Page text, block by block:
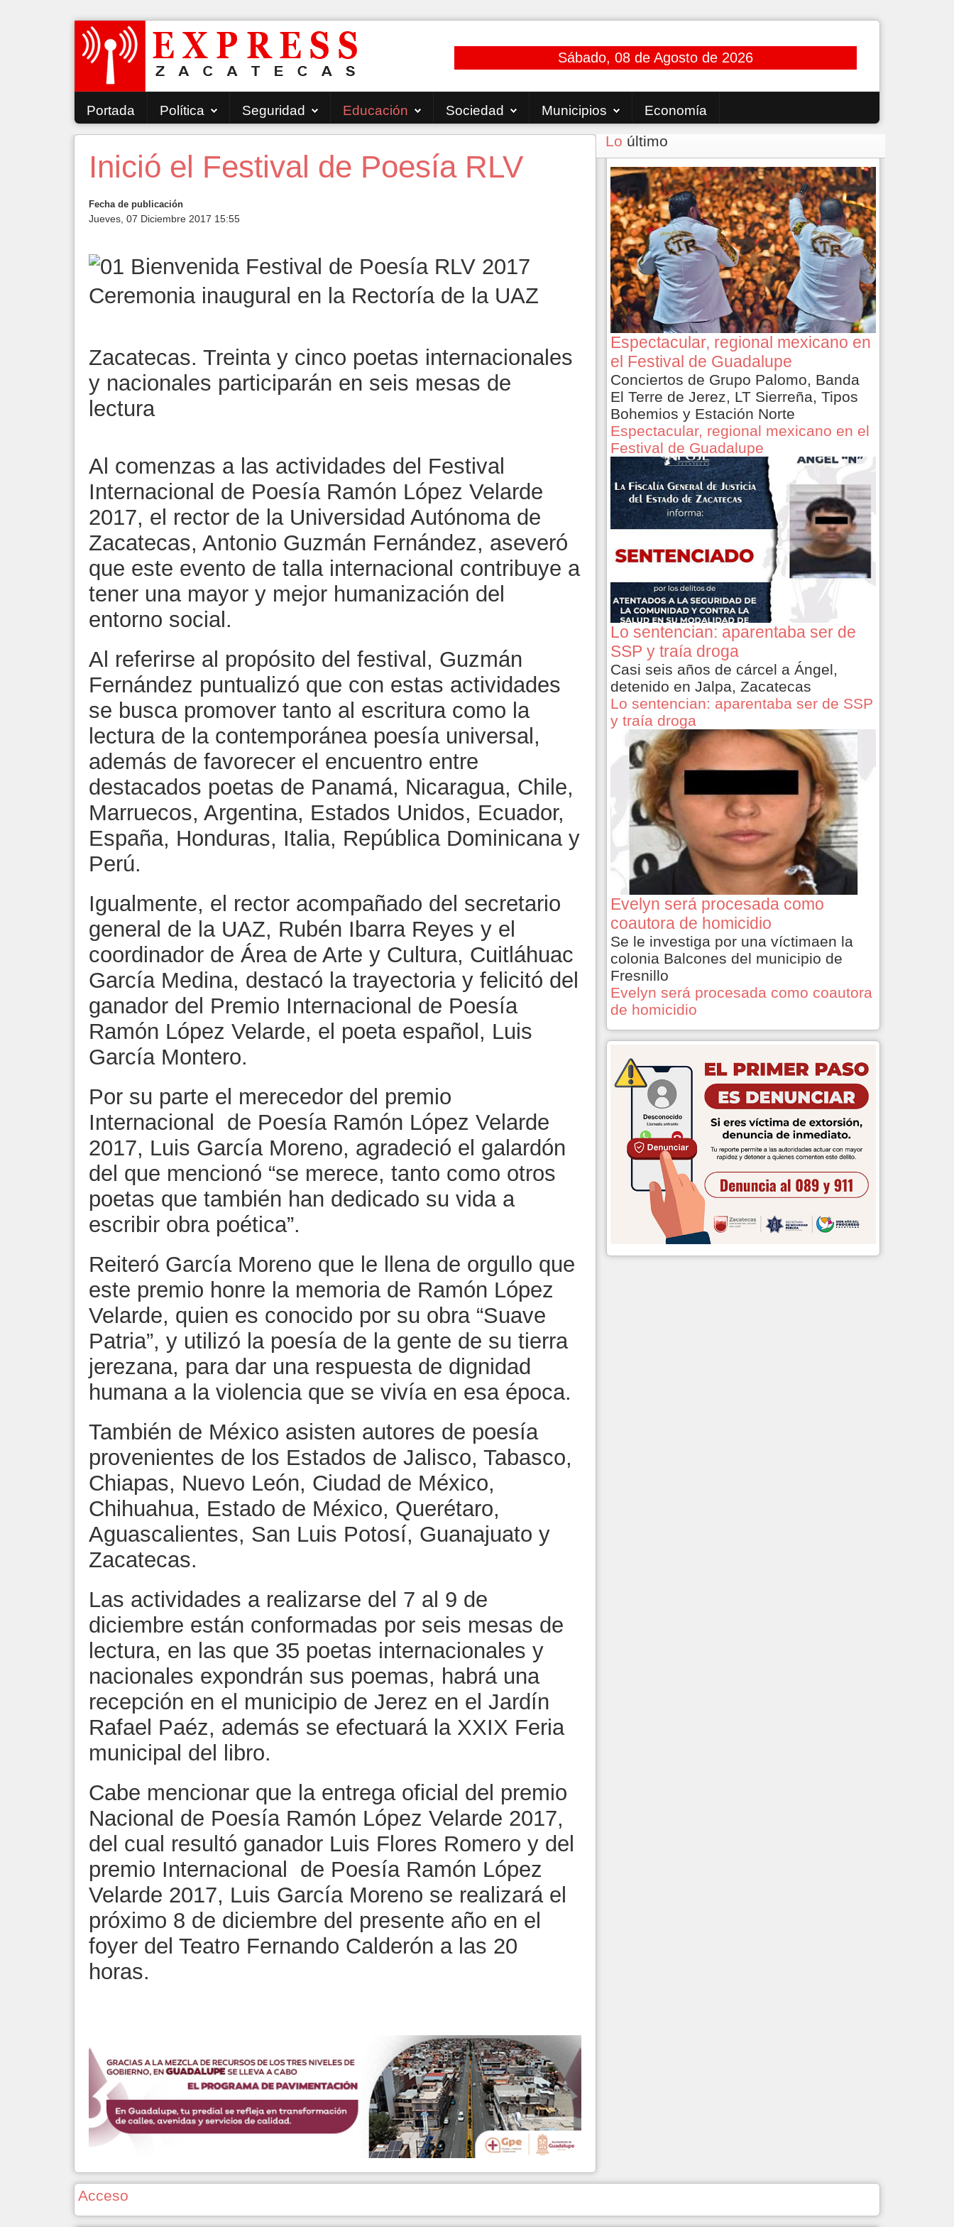
Sábado, 08 de Agosto de 2026
Portada Política Seguridad Educación Sociedad Municipios Economía
Inició el Festival de Poesía RLV
Fecha de publicación
Jueves, 07 Diciembre 2017 15:55
Ceremonia inaugural en la Rectoría de la UAZ
Zacatecas. Treinta y cinco poetas internacionales
y nacionales participarán en seis mesas de
lectura
Al comenzas a las actividades del Festival
Internacional de Poesía Ramón López Velarde
2017, el rector de la Universidad Autónoma de
Zacatecas, Antonio Guzmán Fernández, aseveró
que este evento de talla internacional contribuye a
tener una mayor y mejor humanización del
entorno social.
Al referirse al propósito del festival, Guzmán
Fernández puntualizó que con estas actividades
se busca promover tanto al escritura como la
lectura de la contemporánea poesía universal,
además de favorecer el encuentro entre
destacados poetas de Panamá, Nicaragua, Chile,
Marruecos, Argentina, Estados Unidos, Ecuador,
España, Honduras, Italia, República Dominicana y
Perú.
Igualmente, el rector acompañado del secretario
general de la UAZ, Rubén Ibarra Reyes y el
coordinador de Área de Arte y Cultura, Cuitláhuac
García Medina, destacó la trayectoria y felicitó del
ganador del Premio Internacional de Poesía
Ramón López Velarde, el poeta español, Luis
García Montero.
Por su parte el merecedor del premio
Internacional de Poesía Ramón López Velarde
2017, Luis García Moreno, agradeció el galardón
del que mencionó “se merece, tanto como otros
poetas que también han dedicado su vida a
escribir obra poética”.
Reiteró García Moreno que le llena de orgullo que
este premio honre la memoria de Ramón López
Velarde, quien es conocido por su obra “Suave
Patria”, y utilizó la poesía de la gente de su tierra
jerezana, para dar una respuesta de dignidad
humana a la violencia que se vivía en esa época.
También de México asisten autores de poesía
provenientes de los Estados de Jalisco, Tabasco,
Chiapas, Nuevo León, Ciudad de México,
Chihuahua, Estado de México, Querétaro,
Aguascalientes, San Luis Potosí, Guanajuato y
Zacatecas.
Las actividades a realizarse del 7 al 9 de
diciembre están conformadas por seis mesas de
lectura, en las que 35 poetas internacionales y
nacionales expondrán sus poemas, habrá una
recepción en el municipio de Jerez en el Jardín
Rafael Paéz, además se efectuará la XXIX Feria
municipal del libro.
Cabe mencionar que la entrega oficial del premio
Nacional de Poesía Ramón López Velarde 2017,
del cual resultó ganador Luis Flores Romero y del
premio Internacional de Poesía Ramón López
Velarde 2017, Luis García Moreno se realizará el
próximo 8 de diciembre del presente año en el
foyer del Teatro Fernando Calderón a las 20
horas.
Lo último
Espectacular, regional mexicano en
el Festival de Guadalupe
Conciertos de Grupo Palomo, Banda
El Terre de Jerez, LT Sierreña, Tipos
Bohemios y Estación Norte
Espectacular, regional mexicano en el
Festival de Guadalupe
Lo sentencian: aparentaba ser de
SSP y traía droga
Casi seis años de cárcel a Ángel,
detenido en Jalpa, Zacatecas
Lo sentencian: aparentaba ser de SSP
y traía droga
Evelyn será procesada como
coautora de homicidio
Se le investiga por una víctimaen la
colonia Balcones del municipio de
Fresnillo
Evelyn será procesada como coautora
de homicidio
Acceso